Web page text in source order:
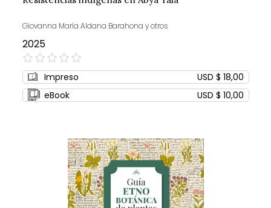
Giovanna María Aldana Barahona y otros
2025
0%
Impreso
USD $ 18,00
eBook
USD $ 10,00